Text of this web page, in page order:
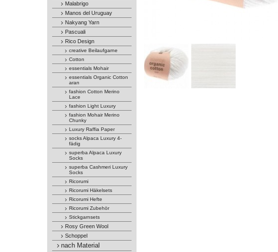
Malabrigo
Manos del Uruguay
Nakyang Yarn
Pascuali
Rico Design
creative Beilaufgarne
Cotton
essentials Mohair
essentials Organic Cotton
aran
fashion Cotton Merino
Lace
fashion Light Luxury
fashion Mohair Merino
Chunky
Luxury Raffia Paper
socks Alpaca Luxury 4-
fädig
superba Alpaca Luxury
Socks
superba Cashmeri Luxury
Socks
Ricorumi
Ricorumi Häkelsets
Ricorumi Hefte
Ricorumi Zubehör
Stickgarnsets
Rosy Green Wool
Schoppel
nach Material